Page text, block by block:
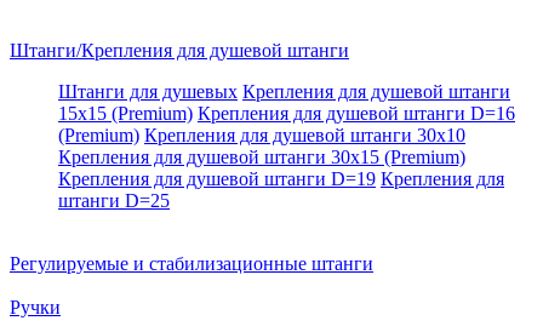
Штанги/Крепления для душевой штанги
Штанги для душевых Крепления для душевой штанги
15х15 (Premium) Крепления для душевой штанги D=16
(Premium) Крепления для душевой штанги 30x10
Крепления для душевой штанги 30x15 (Premium)
Крепления для душевой штанги D=19 Крепления для
штанги D=25
Регулируемые и стабилизационные штанги
Ручки